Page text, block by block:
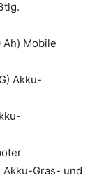
Mobile
Akku-
Akku-Gras- und